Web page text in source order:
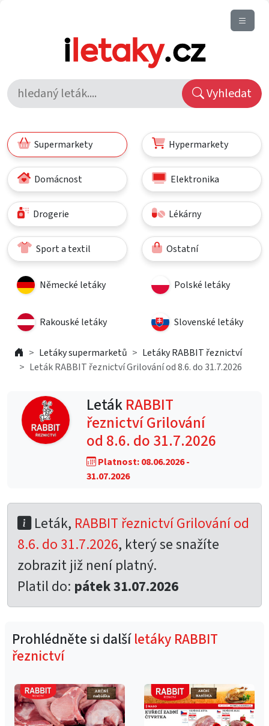
Vyhledat
Supermarkety Hypermarkety
Domácnost Elektronika
Drogerie Lékárny
Sport a textil Ostatní
Německé letáky Polské letáky
Rakouské letáky Slovenské letáky
Letáky supermarketů
Letáky RABBIT řeznictví
Leták RABBIT řeznictví Grilování od 8.6. do 31.7.2026
LetákRABBIT
řeznictví Grilování
od 8.6. do 31.7.2026
Platnost: 08.06.2026 -
31.07.2026
Leták, RABBIT řeznictví Grilování od
8.6. do 31.7.2026, který se snažíte
zobrazit již není platný.
Platil do: pátek 31.07.2026
Prohlédněte si dalšíletáky RABBIT
řeznictví